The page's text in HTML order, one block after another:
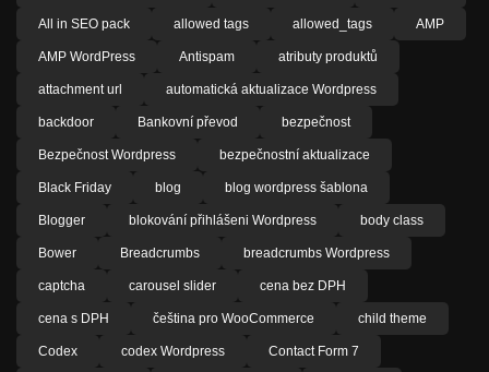
All in SEO pack allowed tags allowed_tags AMP
AMP WordPress Antispam atributy produktů
attachment url automatická aktualizace Wordpress
backdoor Bankovní převod bezpečnost
Bezpečnost Wordpress bezpečnostní aktualizace
Black Friday blog blog wordpress šablona
Blogger blokování přihlášeni Wordpress body class
Bower Breadcrumbs breadcrumbs Wordpress
captcha carousel slider cena bez DPH
cena s DPH čeština pro WooCommerce child theme
Codex codex Wordpress Contact Form 7